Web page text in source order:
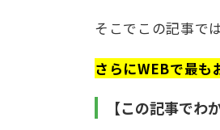
そこでこの記事で
さらにWEBで最も
【この記事でわ